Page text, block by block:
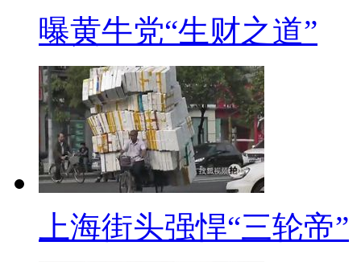
份儿钱，学名叫承包金，是
儿钱由来已久，从上世纪80年
加强出租汽车管理提高运营服
钱将迎来第四次改变。
起步于上世纪80年代初的出
谁想坐车得公司指派，没有所
固定工资，有活儿出车，没活
出租车数量已经达到6万辆，
曝黄牛党“生财之道”
上海街头强悍“三轮帝”